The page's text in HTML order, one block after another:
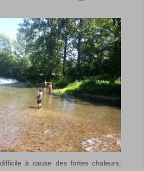
à cause des fortes chaleurs,